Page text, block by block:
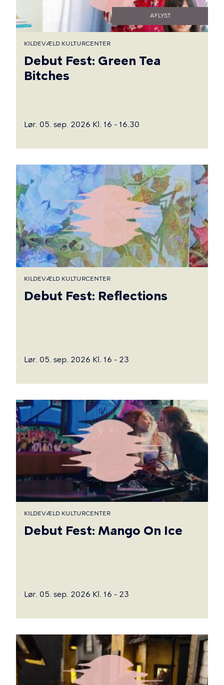
AFLYST
KILDEVÆLD KULTURCENTER
Debut Fest: Green Tea
Bitches
Lør. 05. sep. 2026 Kl. 16 - 16.30
KILDEVÆLD KULTURCENTER
Debut Fest: Reflections
Lør. 05. sep. 2026 Kl. 16 - 23
KILDEVÆLD KULTURCENTER
Debut Fest: Mango On Ice
Lør. 05. sep. 2026 Kl. 16 - 23